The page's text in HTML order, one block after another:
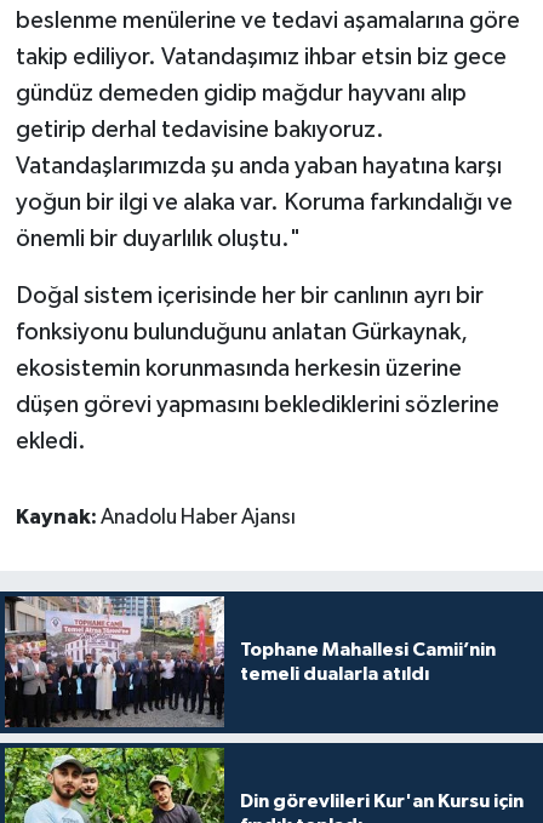
beslenme menülerine ve tedavi aşamalarına göre
takip ediliyor. Vatandaşımız ihbar etsin biz gece
gündüz demeden gidip mağdur hayvanı alıp
getirip derhal tedavisine bakıyoruz.
Vatandaşlarımızda şu anda yaban hayatına karşı
yoğun bir ilgi ve alaka var. Koruma farkındalığı ve
önemli bir duyarlılık oluştu."
Doğal sistem içerisinde her bir canlının ayrı bir
fonksiyonu bulunduğunu anlatan Gürkaynak,
ekosistemin korunmasında herkesin üzerine
düşen görevi yapmasını beklediklerini sözlerine
ekledi.
Kaynak: Anadolu Haber Ajansı
Tophane Mahallesi Camii’nin
temeli dualarla atıldı
Din görevlileri Kur'an Kursu için
İstanbul Müftülüğü
İzmir Müftülüğü
Kahramanmaraş Müftülüğü
Karabük Müftülüğü
Kars Müftülüğü
Kastamonu Müftülüğü
Kırıkkale Müftülüğü
Kırklareli Müftülüğü
Kırşehir Müftülüğü
Kocaeli Müftülüğü